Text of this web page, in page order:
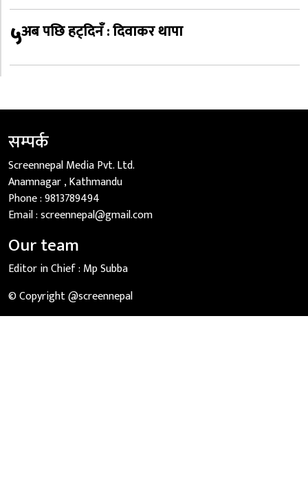
५अब पछि हट्दिनँ : दिवाकर थापा
सम्पर्क
Screennepal Media Pvt. Ltd.
Anamnagar , Kathmandu
Phone :9813789494
Email :screennepal@gmail.com
Our team
Editor in Chief : Mp Subba
© Copyright @screennepal